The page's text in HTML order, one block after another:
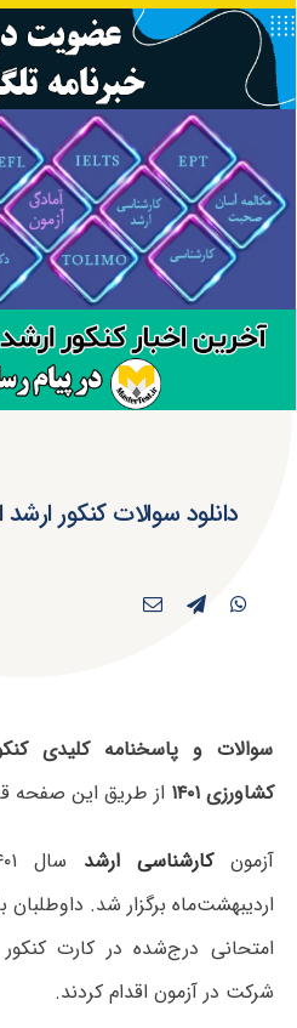
دانلود سوالات کنکور ارشد
سوالات و پاسخنامه کلیدی
کشاورزی ۱۴۰۱
از طریق این صفحه
آزمونکارشناسی ارشد
اردیبهشت‌ماه برگزار شد.
امتحانی درج‌شده در کارت
شرکت در آزمون اقدام کردند.